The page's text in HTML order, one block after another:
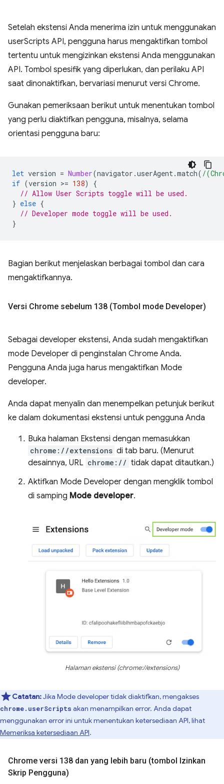
Setelah ekstensi Anda menerima izin untuk menggunakan
userScripts API, pengguna harus mengaktifkan tombol
tertentu untuk mengizinkan ekstensi Anda menggunakan
API. Tombol spesifik yang diperlukan, dan perilaku API
saat dinonaktifkan, bervariasi menurut versi Chrome.
Gunakan pemeriksaan berikut untuk menentukan tombol
yang perlu diaktifkan pengguna, misalnya, selama
orientasi pengguna baru:
let version = Number(navigator .userAgent.match( /
if (version >= 138)
{
// Allow User Scripts toggle will be used.
} else {
// Developer mode toggle will be used.
}
Bagian berikut menjelaskan berbagai tombol dan cara
mengaktifkannya.
Versi Chrome sebelum 138 (Tombol mode Developer)
Sebagai developer ekstensi, Anda sudah mengaktifkan
mode Developer di penginstalan Chrome Anda.
Pengguna Anda juga harus mengaktifkan Mode
developer.
Anda dapat menyalin dan menempelkan petunjuk berikut
ke dalam dokumentasi ekstensi untuk pengguna Anda
Buka halaman Ekstensi dengan memasukkan
chrome://extensions di tab baru. (Menurut
desainnya, URL chrome:// tidak dapat ditautkan.)
Aktifkan Mode Developer dengan mengklik tombol
di samping Mode developer.
Halaman ekstensi (chrome://extensions)
Catatan:Jika Mode developer tidak diaktifkan, mengakses
chrome.userScripts akan menampilkan error. Anda dapat
menggunakan error ini untuk menentukan ketersediaan API, lihat
Memeriksa ketersediaan API.
Chrome versi 138 dan yang lebih baru (tombol Izinkan
Skrip Pengguna)